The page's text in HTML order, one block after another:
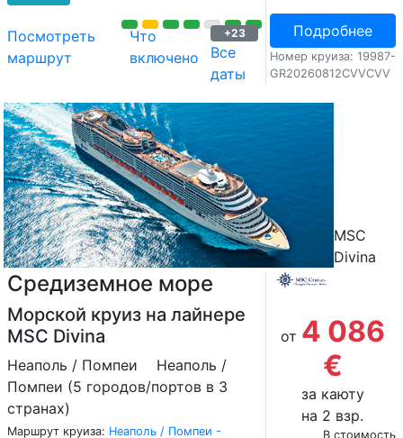
Посмотреть
маршрут
Что
включено
+23
Все
даты
Подробнее
Номер круиза: 19987-
GR20260812CVVCVV
MSC
Divina
Средиземное море
Морской круиз на лайнере
MSC Divina
Неаполь / Помпеи
Неаполь /
Помпеи (5 городов/портов в 3
странах)
Маршрут круиза: Неаполь / Помпеи -
от 4 086
€
за каюту
на 2 взр.
В стоимость